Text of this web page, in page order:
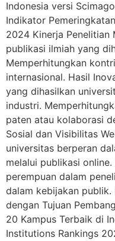
Indonesia versi
Indikator
2024 Kinerja Penelitian
publikasi ilmiah yang
Memperhitungkan
internasional. Hasil
yang dihasilkan
industri.
paten atau kolaborasi
Sosial dan Visibilitas
universitas berperan
melalui publikasi
perempuan dalam
dalam kebijakan
dengan Tujuan
20 Kampus Terbaik di
Institutions Rankings